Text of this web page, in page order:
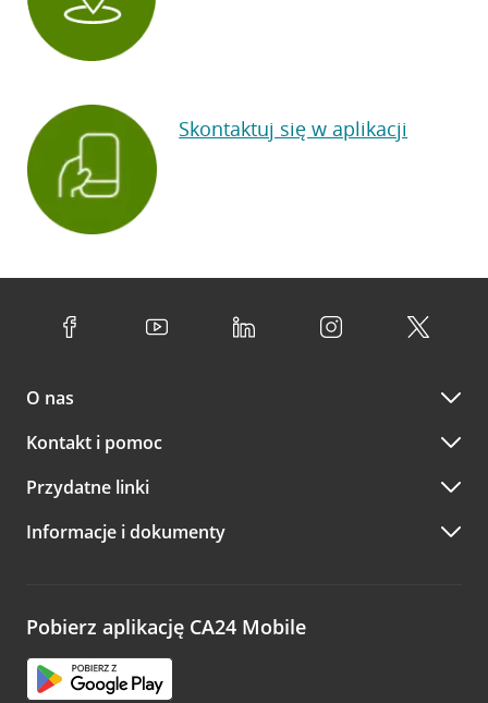
Skontaktuj się w aplikacji
O nas
Kontakt i pomoc
Przydatne linki
Informacje i dokumenty
Pobierz aplikację CA24 Mobile